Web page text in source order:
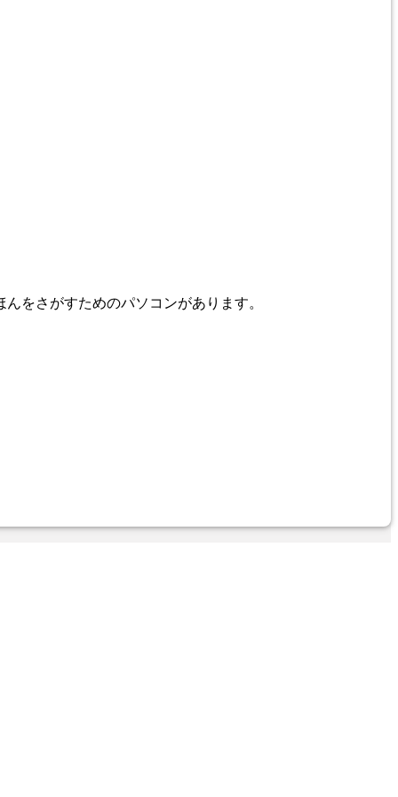
をさがすためのパソコンがあります。